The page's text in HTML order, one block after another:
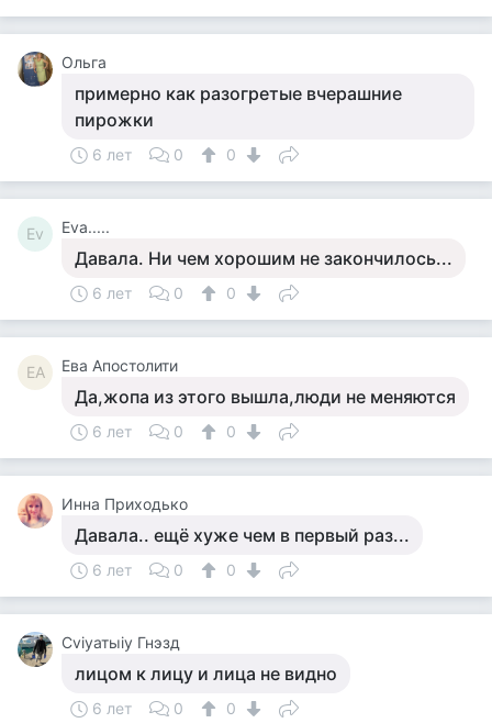
Ольга
примерно как разогретые вчерашние
пирожки
6 лет 0 0
Ev Eva.....
Давала. Ни чем хорошим не закончилось...
6 лет 0 0
ЕА Ева Апостолити
Да,жопа из этого вышла,люди не меняются
6 лет 0 0
Инна Приходько
Давала.. ещё хуже чем в первый раз...
6 лет 0 0
Cviyатыiy Гнэзд
лицом к лицу и лица не видно
6 лет 0 0